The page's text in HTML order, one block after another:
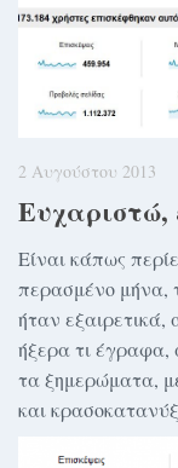
2 Αυγούστου 2013
Ευχαριστώ,
Είναι κάπως
περασμένο μήνα,
ήταν εξαιρετικά,
ήξερα τι
τα ξημερώματα,
και